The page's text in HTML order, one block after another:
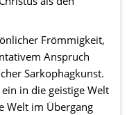
Frömmigkeit,
Anspruch
Sarkophagkunst.
in die geistige Welt
Welt im Übergang